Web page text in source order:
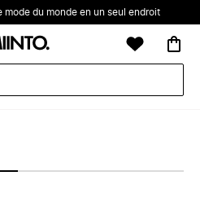
mode du monde en un seul endroit